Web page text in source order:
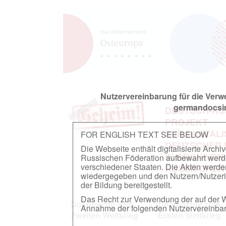
Nutzervereinbarung für die
FOR ENGLISH TEXT SEE BELOW
Die Webseite enthält digitalisierte
Russischen Föderation aufbewahrt
verschiedener Staaten. Die Akten
wiedergegeben und den Nutzern/
der Bildung bereitgestellt.
Das Recht zur Verwendung der auf der
Annahme der folgenden
DEUTSCH-
PROJEKT
ZUR
DEUTSCHER
IN
Dokumente zum
Zweiten Weltkrieg
Dokumente zum
Ersten Weltkrieg